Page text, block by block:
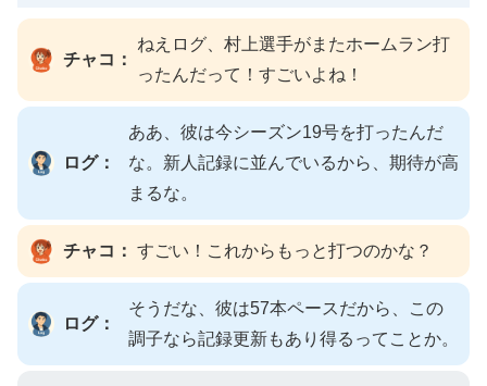
チャコ：
ねえログ、村上選手がまたホームラン打
ったんだって！すごいよね！
ログ：
ああ、彼は今シーズン19号を打ったんだ
な。新人記録に並んでいるから、期待が高
まるな。
チャコ： すごい！これからもっと打つのかな？
ログ：
そうだな、彼は57本ペースだから、この
調子なら記録更新もあり得るってことか。